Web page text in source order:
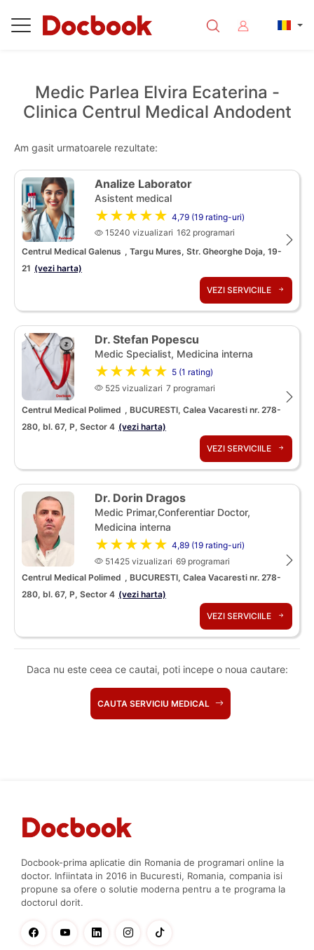
Medic Parlea Elvira Ecaterina -
Clinica Centrul Medical Andodent
Am gasit urmatoarele rezultate:
Analize Laborator
Asistent medical
★★★★★ 4,79 (19 rating-uri)
15240 vizualizari 162 programari
Centrul Medical Galenus , Targu Mures, Str. Gheorghe Doja, 19-
21 (vezi harta)
VEZI SERVICIILE
Dr. Stefan Popescu
Medic Specialist, Medicina interna
★★★★★ 5 (1 rating)
525 vizualizari 7 programari
Centrul Medical Polimed , BUCURESTI, Calea Vacaresti nr. 278-
280, bl. 67, P, Sector 4 (vezi harta)
VEZI SERVICIILE
Dr. Dorin Dragos
Medic Primar,Conferentiar Doctor,
Medicina interna
★★★★★ 4,89 (19 rating-uri)
51425 vizualizari 69 programari
Centrul Medical Polimed , BUCURESTI, Calea Vacaresti nr. 278-
280, bl. 67, P, Sector 4 (vezi harta)
VEZI SERVICIILE
Daca nu este ceea ce cautai, poti incepe o noua cautare:
CAUTA SERVICIU MEDICAL
Docbook-prima aplicatie din Romania de programari online la
doctor. Infiintata in 2016 in Bucuresti, Romania, compania isi
propune sa ofere o solutie moderna pentru a te programa la
doctorul dorit.